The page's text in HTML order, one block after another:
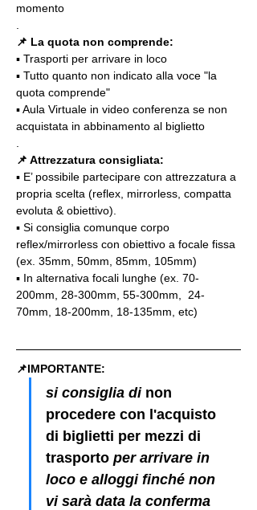
momento
📌 La quota non comprende:
▪️ Trasporti per arrivare in loco
▪️ Tutto quanto non indicato alla voce "la
quota comprende"
▪️ Aula Virtuale in video conferenza se non
acquistata in abbinamento al biglietto
📌 Attrezzatura consigliata:
▪️ E’ possibile partecipare con attrezzatura a
propria scelta (reflex, mirrorless, compatta
evoluta & obiettivo).
▪️ Si consiglia comunque corpo
reflex/mirrorless con obiettivo a focale fissa
(ex. 35mm, 50mm, 85mm, 105mm)
▪️ In alternativa focali lunghe (ex. 70-
200mm, 28-300mm, 55-300mm,  24-
70mm, 18-200mm, 18-135mm, etc)
📌IMPORTANTE:
si consiglia di non
procedere con l'acquisto
di biglietti per mezzi di
trasporto per arrivare in
loco e alloggi finché non
vi sarà data la conferma